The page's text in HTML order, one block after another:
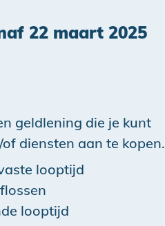
22 maart 2025
geldlening die je kunt
diensten aan te kopen.
looptijd
looptijd